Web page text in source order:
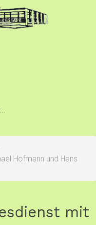
Hofmann und Hans
mit